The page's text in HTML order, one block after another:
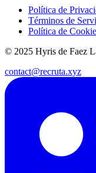
Política de
Términos de
Política de
© 2025 Hyris de Faez
contact@recruta.xyz